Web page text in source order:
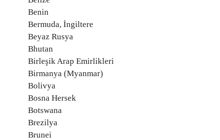
Benin
Bermuda, İngiltere
Beyaz Rusya
Bhutan
Birleşik Arap Emirlikleri
Birmanya (Myanmar)
Bolivya
Bosna Hersek
Botswana
Brezilya
Brunei